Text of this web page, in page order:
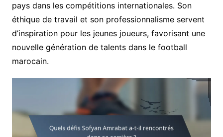
pays dans les compétitions internationales. Son
éthique de travail et son professionnalisme servent
d’inspiration pour les jeunes joueurs, favorisant une
nouvelle génération de talents dans le football
marocain.